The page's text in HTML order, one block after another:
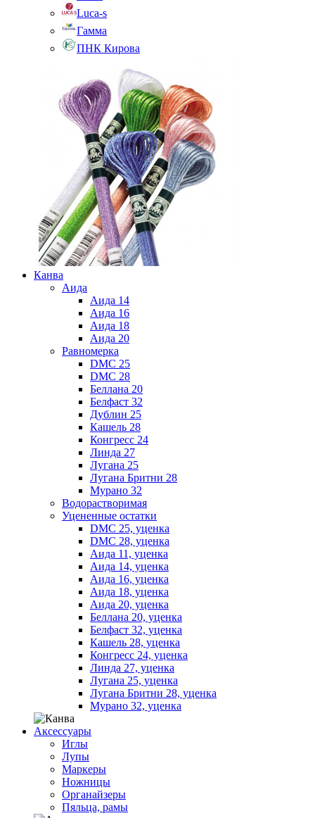
Luca-s
Гамма
ПНК Кирова
Канва
Аида
Аида 14
Аида 16
Аида 18
Аида 20
Равномерка
DMC 25
DMC 28
Беллана 20
Белфаст 32
Дублин 25
Кашель 28
Конгресс 24
Линда 27
Лугана 25
Лугана Бритни 28
Мурано 32
Водорастворимая
Уцененные остатки
DMC 25, уценка
DMC 28, уценка
Аида 11, уценка
Аида 14, уценка
Аида 16, уценка
Аида 18, уценка
Аида 20, уценка
Беллана 20, уценка
Белфаст 32, уценка
Кашель 28, уценка
Конгресс 24, уценка
Линда 27, уценка
Лугана 25, уценка
Лугана Бритни 28, уценка
Мурано 32, уценка
Аксессуары
Иглы
Лупы
Маркеры
Ножницы
Органайзеры
Пяльца, рамы